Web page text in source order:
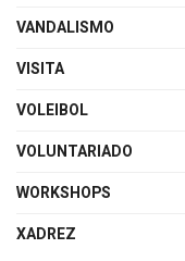
VANDALISMO
VISITA
VOLEIBOL
VOLUNTARIADO
WORKSHOPS
XADREZ